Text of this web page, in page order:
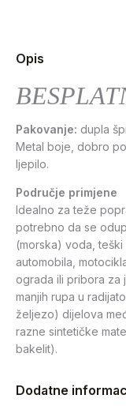
Opis
Pakovanje: dupla
Metal boje, dobro
ljepilo.
Područje primjene
Idealno za teže
potrebno da se
(morska) voda,
automobila,
ograda ili pribora za
manjih rupa u
željezo) dijelova
razne sintetičke
bakelit).
Dodatne